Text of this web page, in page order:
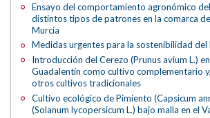
Ensayo del comportamiento agronómico
distintos tipos de patrones en la comarca
Murcia
Medidas urgentes para la sostenibilidad
Introducción del Cerezo (Prunus avium L.)
Guadalentín como cultivo complementario
otros cultivos tradicionales
Cultivo ecológico de Pimiento (Capsicum
(Solanum lycopersicum L.) bajo malla en el